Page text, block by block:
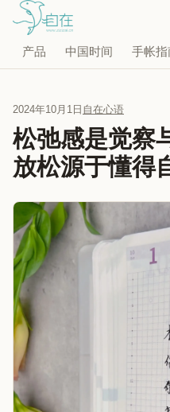
产品 中国时间 手帐指
2024年10月1日 自在心语
松弛感是觉察
放松源于懂得